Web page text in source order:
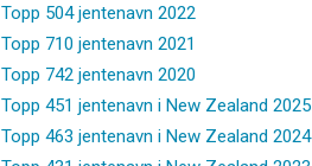
Topp 504 jentenavn 2022
Topp 710 jentenavn 2021
Topp 742 jentenavn 2020
Topp 451 jentenavn i New Zealand 2025
Topp 463 jentenavn i New Zealand 2024